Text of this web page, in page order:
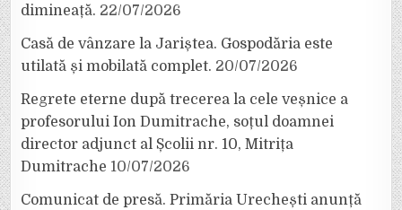
dimineață. 22/07/2026
Casă de vânzare la Jariștea. Gospodăria este
utilată și mobilată complet. 20/07/2026
Regrete eterne după trecerea la cele veșnice a
profesorului Ion Dumitrache, soțul doamnei
director adjunct al Școlii nr. 10, Mitrița
Dumitrache 10/07/2026
Comunicat de presă. Primăria Urechești anunță